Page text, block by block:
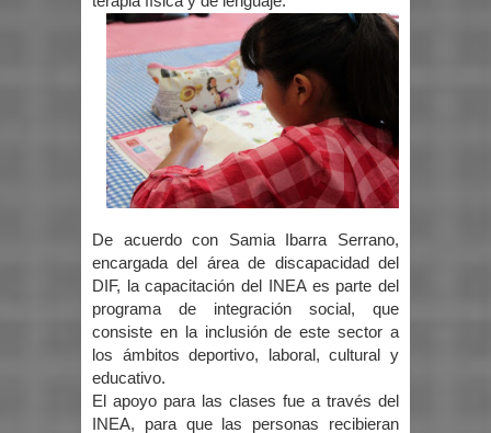
De acuerdo con Samia Ibarra Serrano,
encargada del área de discapacidad del
DIF, la capacitación del INEA es parte del
programa de integración social, que
consiste en la inclusión de este sector a
los ámbitos deportivo, laboral, cultural y
educativo.
El apoyo para las clases fue a través del
INEA, para que las personas recibieran